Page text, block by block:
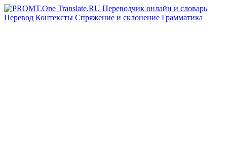
Перевод Контексты Спряжение и склонение Грамматика